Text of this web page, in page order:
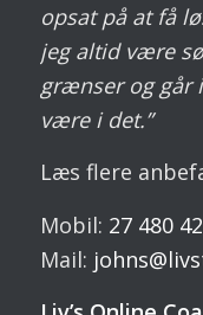
opsat på at få
jeg altid være
grænser og går
være i det.”
Læs flere
Mobil: 27 480
Mail: